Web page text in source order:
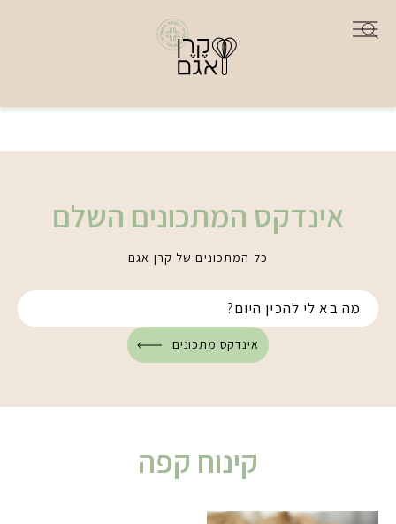
אינדקס המתכונים השלם
כל המתכונים של קרן אגם
אינדקס מתכונים
קינוח קפה